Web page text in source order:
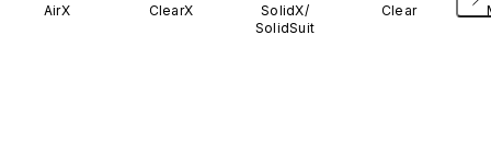
AirX ClearX
SolidX/
SolidSuit
Clear